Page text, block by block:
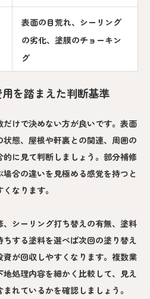
表面の目荒れ、シーリング
の劣化、塗膜のチョーキン
グ
を踏まえた判断基準
けで決めない方が良いです。表面
態、屋根や軒裏との関連、周囲の
に見て判断しましょう。部分補修
合の違いを見極める感覚を持つと
なります。
シーリング打ち替えの有無、塗料
する塗料を選べば次回の塗り替え
が回収しやすくなります。複数業
処理内容を細かく比較して、見え
れているかを確認しましょう。